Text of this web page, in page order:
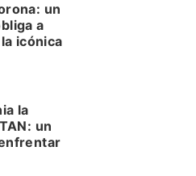
un
a
icónica
la
un